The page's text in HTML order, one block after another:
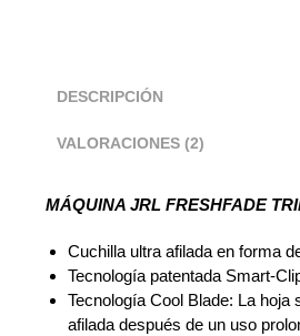
DESCRIPCIÓN
VALORACIONES (2)
MÁQUINA JRL FRESHFADE
Cuchilla ultra afilada en forma
Tecnología patentada Smart-
Tecnología Cool Blade: La hoja
afilada después de un uso